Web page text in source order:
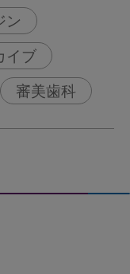
ン
イブ
審美歯科